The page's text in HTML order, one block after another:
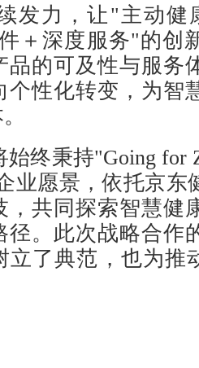
发力，让"主动健
＋深度服务"的创
品的可及性与服务
个性化转变，为智
终秉持"Going for
业愿景，依托京东
，共同探索智慧健
径。此次战略合作
立了典范，也为推